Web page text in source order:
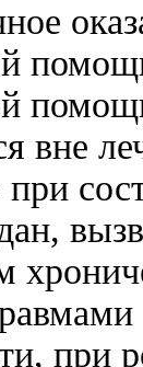
вне
при
при